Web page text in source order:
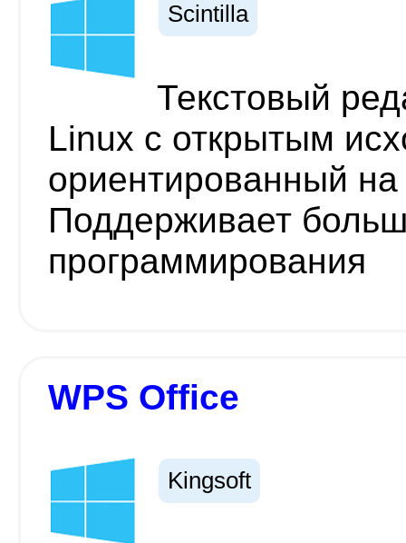
Scintilla
Текстовый
Linux с открытым
ориентированный
Поддерживает
программирования
WPS Office
Kingsoft